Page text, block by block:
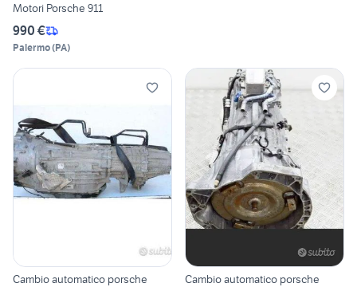
Motori Porsche 911
990 €
Palermo(PA)
Cambio automatico porsche
Cambio automatico porsche